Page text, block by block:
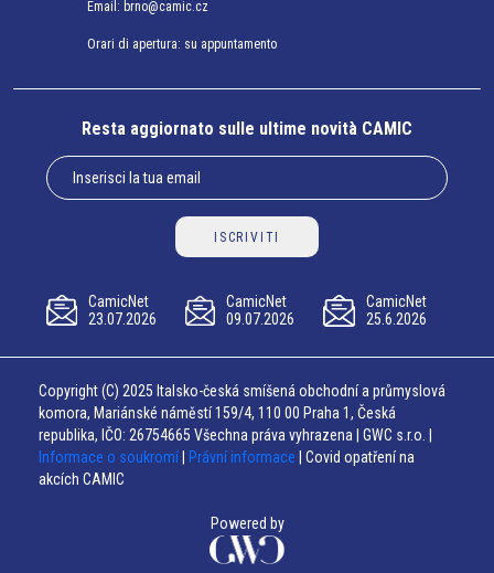
Email: brno@camic.cz
Orari di apertura: su appuntamento
Resta aggiornato sulle ultime novità CAMIC
ISCRIVITI
CamicNet
23.07.2026
CamicNet
09.07.2026
CamicNet
25.6.2026
Copyright (C) 2025 Italsko-česká smíšená obchodní a průmyslová
komora, Mariánské náměstí 159/4, 110 00 Praha 1, Česká
republika, IČO: 26754665 Všechna práva vyhrazena | GWC s.r.o. |
Informace o soukromí
Právní informace | Covid opatření na
akcích CAMIC
Powered by